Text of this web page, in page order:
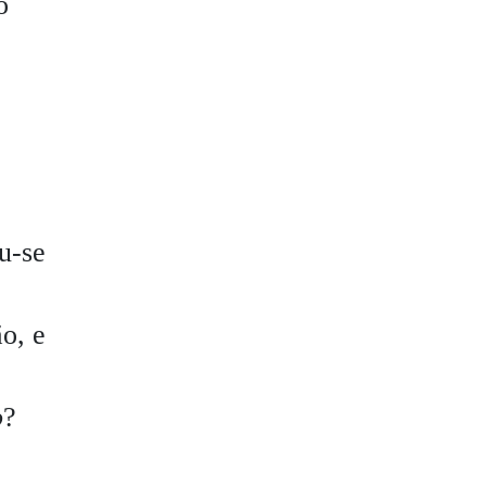
se
e
?